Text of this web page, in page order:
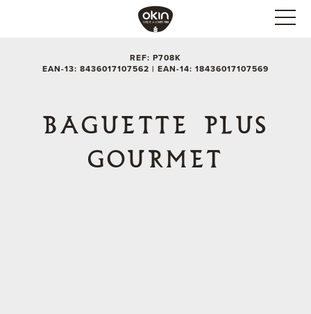
REF: P708K
EAN-13: 8436017107562 | EAN-14: 18436017107569
BAGUETTE PLUS
GOURMET